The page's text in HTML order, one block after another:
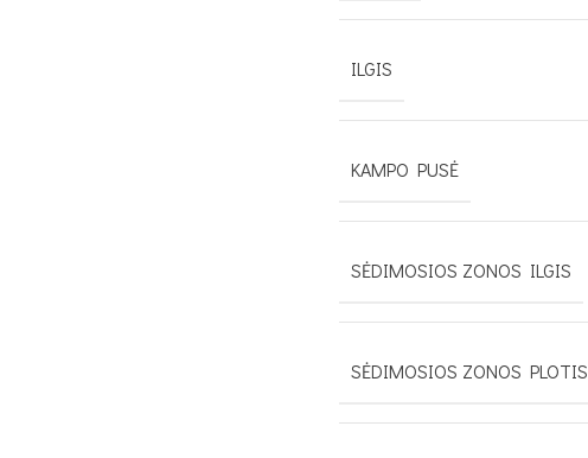
ILGIS
KAMPO PUSĖ
SĖDIMOSIOS ZONOS ILGIS
SĖDIMOSIOS ZONOS PLOTIS